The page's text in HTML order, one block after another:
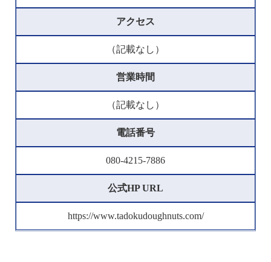
アクセス
（記載なし）
営業時間
（記載なし）
電話番号
080-4215-7886
公式HP URL
https://www.tadokudoughnuts.com/